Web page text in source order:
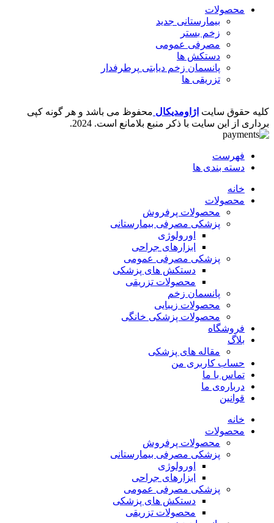
محصولات
بیمارستانی جدید
زخم بستر
مصرفی عمومی
دستکش ها
پانسمان زخم دیابتی پرطرفدار
تزریقی ها
کلیه حقوق سایت اژاومدیکال محفوظ می باشد و هر گونه کپی
برداری از این سایت با ذکر منبع بلامانع است. 2024.
فهرست
دسته بندی ها
خانه
محصولات
محصولات پرفروش
پزشکی مصرفی بیمارستانی
اورولوژی
ابزارهای جراحی
پزشکی مصرفی عمومی
دستکش های پزشکی
محصولات تزریقی
پانسمان زخم
محصولات زیبایی
محصولات پزشکی خانگی
فروشگاه
بلاگ
مقاله های پزشکی
حساب کاربری من
تماس با ما
درباره‌ی ما
قوانین
خانه
محصولات
محصولات پرفروش
پزشکی مصرفی بیمارستانی
اورولوژی
ابزارهای جراحی
پزشکی مصرفی عمومی
دستکش های پزشکی
محصولات تزریقی